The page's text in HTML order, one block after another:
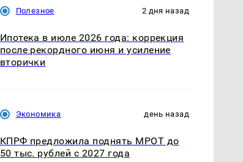
Полезное 2 дня назад
Ипотека в июле 2026 года: коррекция
после рекордного июня и усиление
вторички
Экономика день назад
КПРФ предложила поднять МРОТ до
50 тыс. рублей с 2027 года